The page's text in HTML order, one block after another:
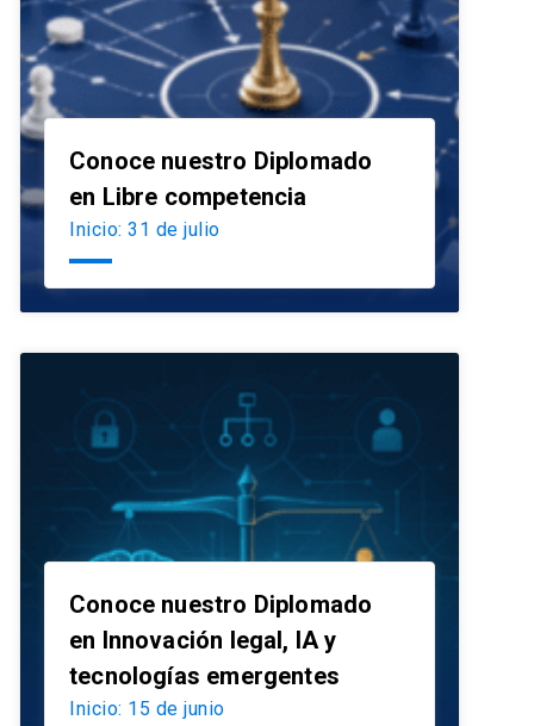
Conoce nuestro Diplomado
en Libre competencia
Inicio: 31 de julio
Conoce nuestro Diplomado
en Innovación legal, IA y
tecnologías emergentes
Inicio: 15 de junio